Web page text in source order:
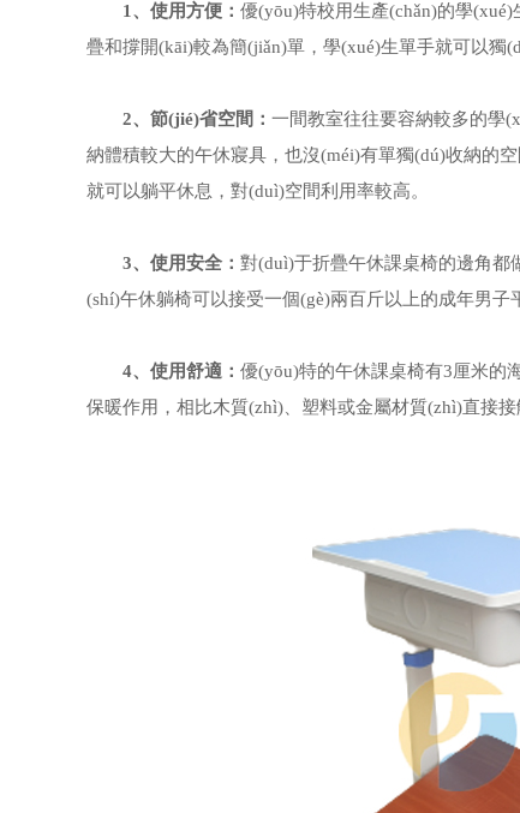
1、使用方便： 優(yōu)特校用生產(chǎn)的學(xué)
疊和撐開(kāi)較為簡(jiǎn)單，學(xué)生單手就可以獨
2、節(jié)省空間： 一間教室往往要容納較多的學
納體積較大的午休寢具，也沒(méi)有單獨(dú)收納的
就可以躺平休息，對(duì)空間利用率較高。
3、使用安全： 對(duì)于折疊午休課桌椅的邊角都做
(shí)午休躺椅可以接受一個(gè)兩百斤以上的成年男子
4、使用舒適： 優(yōu)特的午休課桌椅有3厘米的海
保暖作用，相比木質(zhì)、塑料或金屬材質(zhì)直接接